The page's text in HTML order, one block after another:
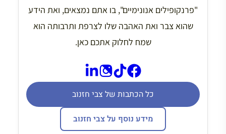
"פרנקופילים אנונימיים", בו אתם נמצאים, ואת הידע
שהוא צבר ואת האהבה שלו לצרפת ותרבותה הוא
שמח לחלוק אתכם כאן.
כל הכתבות של צבי חזנוב
מידע נוסף על צבי חזנוב